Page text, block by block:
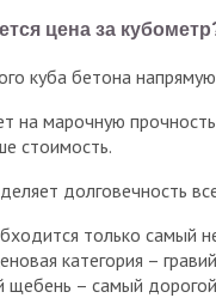
цена за
куба бетона
на марочную
стоимость.
долговечность
только самый
категория –
щебень – самый